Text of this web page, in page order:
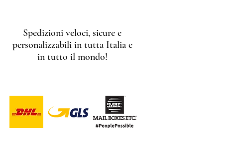
Spedizioni veloci, sicure e
personalizzabili in tutta Italia e
in tutto il mondo!